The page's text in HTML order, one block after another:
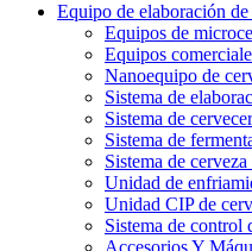
Equipo de elaboración de
Equipos de
Equipos
Nanoequipo de
Sistema de
Sistema de
Sistema de
Sistema de
Unidad de
Unidad CIP de
Sistema de control